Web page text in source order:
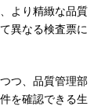
より精緻な品質
異なる検査票に
つ、品質管理部
を確認できる生